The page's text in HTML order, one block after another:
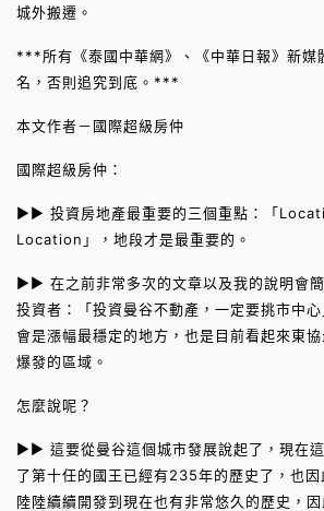
城外搬遷。
***所有《泰國中華網》、《中華日報》新媒
名，否則追究到底。***
本文作者－國際超級房仲
國際超級房仲：
►► 投資房地產最重要的三個重點：「
Location」，地段才是最重要的。
►► 在之前非常多次的文章以及我的說明會
投資者：「投資曼谷不動產，一定要挑市中
會是漲幅最穩定的地方，也是目前看起來東
爆發的區域。
怎麼說呢？
►► 這要從曼谷這個城市發展說起了，現在
了第十任的國王已經有235年的歷史了，也
陸陸續續開發到現在也有非常悠久的歷史，